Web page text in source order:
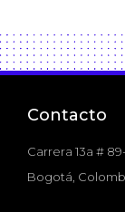
Contacto
Carrera 13a #
Bogotá,